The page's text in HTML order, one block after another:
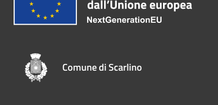
Comune di Scarlino